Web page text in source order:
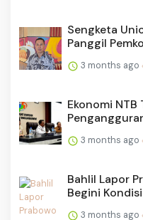
Sengketa
Panggil
3 months ago
Ekonomi NTB
3 months ago
Bahlil Lapor
Begini
3 months ago